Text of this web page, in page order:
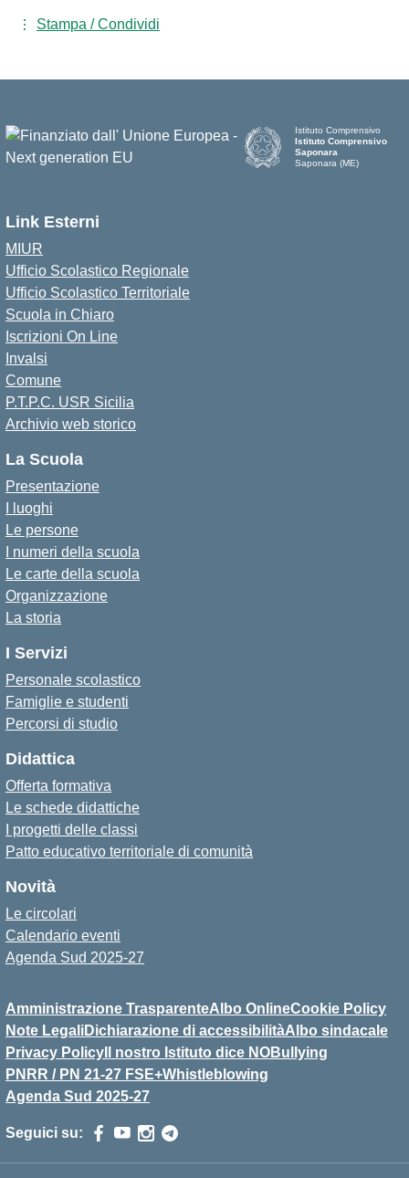
Stampa / Condividi
Istituto Comprensivo
Istituto Comprensivo
Saponara
Saponara (ME)
Link Esterni
MIUR
Ufficio Scolastico Regionale
Ufficio Scolastico Territoriale
Scuola in Chiaro
Iscrizioni On Line
Invalsi
Comune
P.T.P.C. USR Sicilia
Archivio web storico
La Scuola
Presentazione
I luoghi
Le persone
I numeri della scuola
Le carte della scuola
Organizzazione
La storia
I Servizi
Personale scolastico
Famiglie e studenti
Percorsi di studio
Didattica
Offerta formativa
Le schede didattiche
I progetti delle classi
Patto educativo territoriale di comunità
Novità
Le circolari
Calendario eventi
Agenda Sud 2025-27
Amministrazione TrasparenteAlbo OnlineCookie Policy
Note LegaliDichiarazione di accessibilitàAlbo sindacale
Privacy Policy Il nostro Istituto dice NOBullying
PNRR / PN 21-27 FSE+Whistleblowing
Agenda Sud 2025-27
Seguici su: